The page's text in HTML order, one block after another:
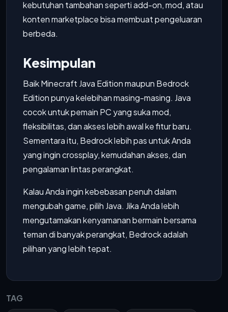
kebutuhan tambahan seperti add-on, mod, atau
konten marketplace bisa membuat pengeluaran
berbeda.
Kesimpulan
Baik Minecraft Java Edition maupun Bedrock
Edition punya kelebihan masing-masing. Java
cocok untuk pemain PC yang suka mod,
fleksibilitas, dan akses lebih awal ke fitur baru.
Sementara itu, Bedrock lebih pas untuk Anda
yang ingin crossplay, kemudahan akses, dan
pengalaman lintas perangkat.
Kalau Anda ingin kebebasan penuh dalam
mengubah game, pilih Java. Jika Anda lebih
mengutamakan kenyamanan bermain bersama
teman di banyak perangkat, Bedrock adalah
pilihan yang lebih tepat.
TAG